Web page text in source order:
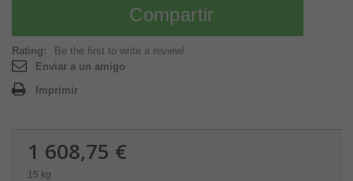
Compartir
Rating:
Be the first to write a review!
Enviar a un amigo
Imprimir
1 608,75 €
15 kg